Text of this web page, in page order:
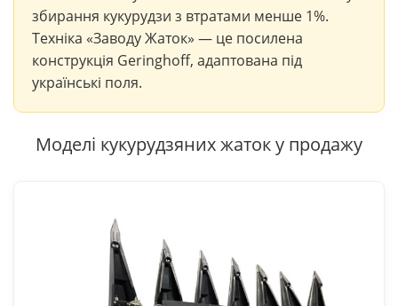
збирання кукурудзи з втратами менше 1%.
Техніка «Заводу Жаток» — це посилена
конструкція Geringhoff, адаптована під
українські поля.
Моделі кукурудзяних жаток у продажу